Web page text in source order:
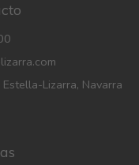
Lizarra, Navarra